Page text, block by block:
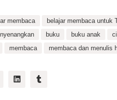
membaca belajar membaca untuk
buku buku anak
membaca membaca dan menulis